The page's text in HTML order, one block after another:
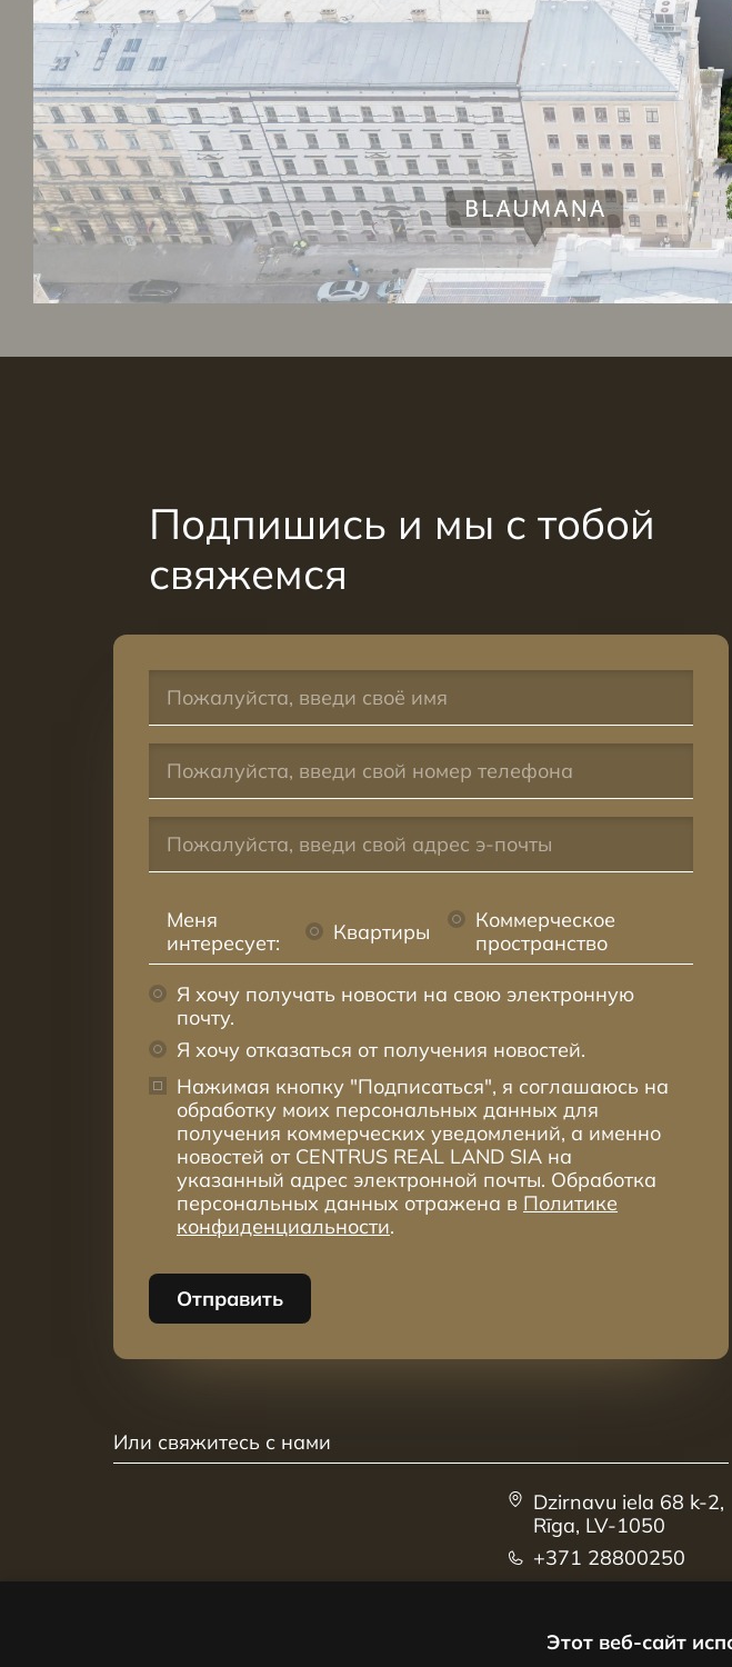
Этот веб-сайт
Подпишись и мы с тобой
свяжемся
Меня
интересует:
Квартиры
Коммерческое
пространство
Я хочу получать новости на свою электронную
почту.
Я хочу отказаться от получения новостей.
Нажимая кнопку "Подписаться", я соглашаюсь на
обработку моих персональных данных для
получения коммерческих уведомлений, а именно
новостей от CENTRUS REAL LAND SIA на
указанный адрес электронной почты. Обработка
персональных данных отражена в Политике
конфиденциальности.
Отправить
Или свяжитесь с нами
Dzirnavu iela 68 k-2,
Rīga, LV-1050
+371 28800250